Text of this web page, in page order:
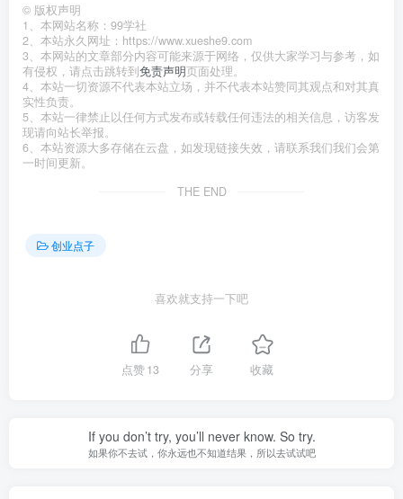
© 版权声明
1、本网站名称：99学社
2、本站永久网址：https://www.xueshe9.com
3、本网站的文章部分内容可能来源于网络，仅供大家学习与参考，如
有侵权，请点击跳转到免责声明页面处理。
4、本站一切资源不代表本站立场，并不代表本站赞同其观点和对其真
实性负责。
5、本站一律禁止以任何方式发布或转载任何违法的相关信息，访客发
现请向站长举报。
6、本站资源大多存储在云盘，如发现链接失效，请联系我们我们会第
一时间更新。
THE END
创业点子
喜欢就支持一下吧
点赞13 分享 收藏
If you don’t try, you’ll never know. So try.
如果你不去试，你永远也不知道结果，所以去试试吧